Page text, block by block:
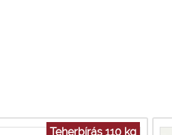
Teherbírás 110 kg